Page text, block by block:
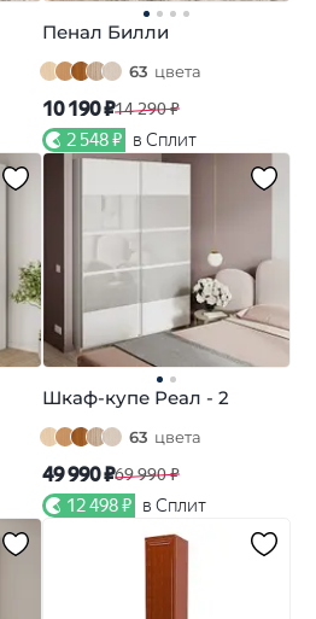
Пенал Билли
63 цвета
10 190 ₽14 290 ₽
2 548 ₽ в Сплит
Шкаф-купе Реал - 2
63 цвета
49 990 ₽69 990 ₽
12 498 ₽ в Сплит